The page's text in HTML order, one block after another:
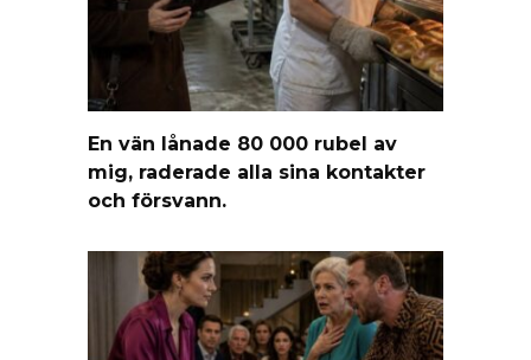
En vän lånade 80 000 rubel av
mig, raderade alla sina kontakter
och försvann.